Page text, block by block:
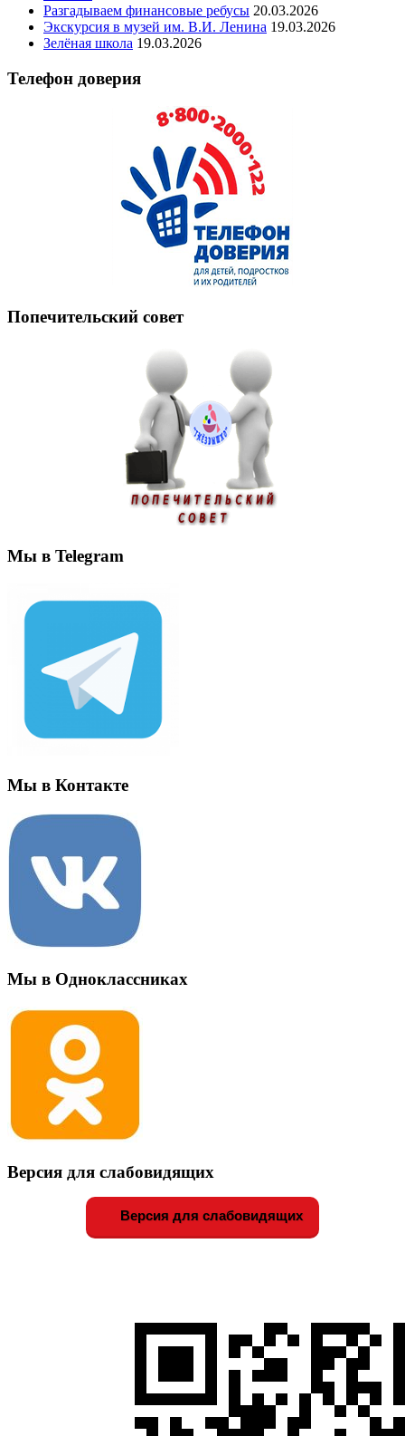
Разгадываем финансовые ребусы 20.03.2026
Экскурсия в музей им. В.И. Ленина 19.03.2026
Зелёная школа 19.03.2026
Телефон доверия
Попечительский совет
Мы в Telegram
Мы в Контакте
Мы в Одноклассниках
Версия для слабовидящих
Версия для слабовидящих